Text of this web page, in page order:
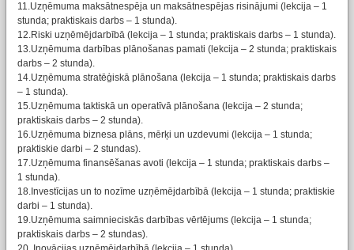
11.Uzņēmuma maksātnespēja un maksātnespējas risinājumi (lekcija – 1
stunda; praktiskais darbs – 1 stunda).
12.Riski uzņēmējdarbībā (lekcija – 1 stunda; praktiskais darbs – 1 stunda).
13.Uzņēmuma darbības plānošanas pamati (lekcija – 2 stunda; praktiskais
darbs – 2 stunda).
14.Uzņēmuma stratēģiskā plānošana (lekcija – 1 stunda; praktiskais darbs
– 1 stunda).
15.Uzņēmuma taktiskā un operatīvā plānošana (lekcija – 2 stunda;
praktiskais darbs – 2 stunda).
16.Uzņēmuma biznesa plāns, mērķi un uzdevumi (lekcija – 1 stunda;
praktiskie darbi – 2 stundas).
17.Uzņēmuma finansēšanas avoti (lekcija – 1 stunda; praktiskais darbs –
1 stunda).
18.Investīcijas un to nozīme uzņēmējdarbībā (lekcija – 1 stunda; praktiskie
darbi – 1 stunda).
19.Uzņēmuma saimnieciskās darbības vērtējums (lekcija – 1 stunda;
praktiskais darbs – 2 stundas).